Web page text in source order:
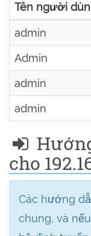
Tên người
admin
Admin
admin
admin
cho
Các hướng
chung, và